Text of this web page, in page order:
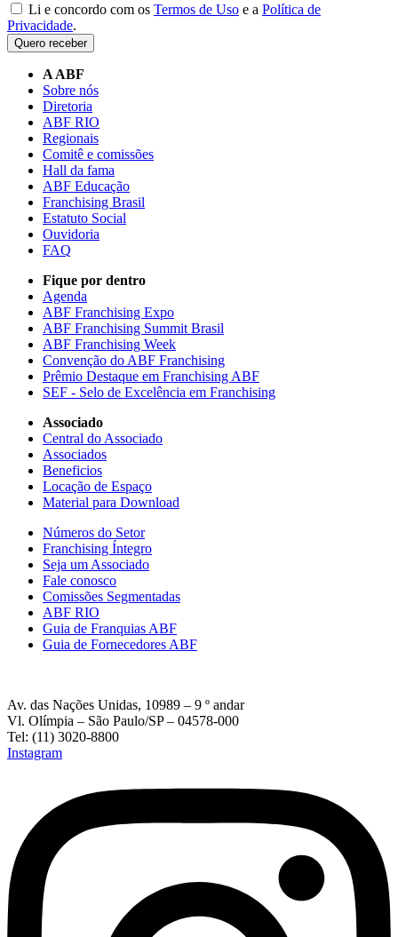
Li e concordo com os Termos de Uso e a Política de
Privacidade.
Quero receber
A ABF
Sobre nós
Diretoria
ABF RIO
Regionais
Comitê e comissões
Hall da fama
ABF Educação
Franchising Brasil
Estatuto Social
Ouvidoria
FAQ
Fique por dentro
Agenda
ABF Franchising Expo
ABF Franchising Summit Brasil
ABF Franchising Week
Convenção do ABF Franchising
Prêmio Destaque em Franchising ABF
SEF - Selo de Excelência em Franchising
Associado
Central do Associado
Associados
Beneficios
Locação de Espaço
Material para Download
Números do Setor
Franchising Íntegro
Seja um Associado
Fale conosco
Comissões Segmentadas
ABF RIO
Guia de Franquias ABF
Guia de Fornecedores ABF
Av. das Nações Unidas, 10989 – 9 º andar
Vl. Olímpia – São Paulo/SP – 04578-000
Tel: (11) 3020-8800
Instagram